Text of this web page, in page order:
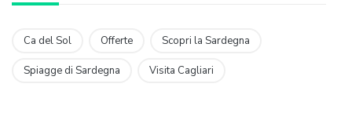
Ca del Sol Offerte Scopri la Sardegna
Spiagge di Sardegna Visita Cagliari